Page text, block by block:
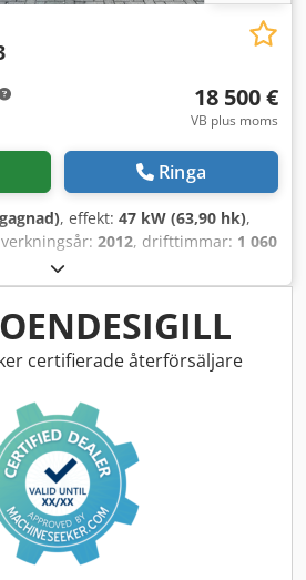
18 500 €
VB plus moms
Ringa
, effekt: 47 kW (63,90 hk),
2012, drifttimmar: 1 060
och tillbehör = - Styrning med två
= CASE 121E Serie 3 –
060 driftstimmar CASE 121E Serie
2012. Maskinen är i gott skick
driftstimmar. Maskinen är i gott
och är omedelbart redo för
* Tillverkningsår: 2012 * Endast
tekniskt och visuellt skick *
För ytterligare
boka en visning, vänligen kontakta
= Ytterligare information =
5 800 kg Lastkapacitet: 1
kg Tekniskt skick: mycket bra Visuellt
certifierade återförsäljare